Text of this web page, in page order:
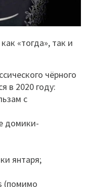
«тогда», так и
чёрного
в 2020 году:
с
домики-
янтаря;
(помимо